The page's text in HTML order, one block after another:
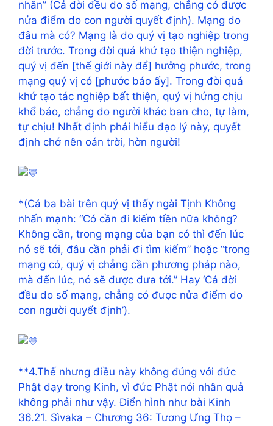
nhân” (Cả đời đều do số mạng, chẳng có được
nửa điểm do con người quyết định). Mạng do
đâu mà có? Mạng là do quý vị tạo nghiệp trong
đời trước. Trong đời quá khứ tạo thiện nghiệp,
quý vị đến [thế giới này để] hưởng phước, trong
mạng quý vị có [phước báo ấy]. Trong đời quá
khứ tạo tác nghiệp bất thiện, quý vị hứng chịu
khổ báo, chẳng do người khác ban cho, tự làm,
tự chịu! Nhất định phải hiểu đạo lý này, quyết
định chớ nên oán trời, hờn người!
*(Cả ba bài trên quý vị thấy ngài Tịnh Không
nhấn mạnh: “Có cần đi kiếm tiền nữa không?
Không cần, trong mạng của bạn có thì đến lúc
nó sẽ tới, đâu cần phải đi tìm kiếm” hoặc “trong
mạng có, quý vị chẳng cần phương pháp nào,
mà đến lúc, nó sẽ được đưa tới.” Hay ‘Cả đời
đều do số mạng, chẳng có được nửa điểm do
con người quyết định’).
**4.Thế nhưng điều này không đúng với đức
Phật dạy trong Kinh, vì đức Phật nói nhân quả
không phải như vậy. Điển hình như bài Kinh
36.21. Sìvaka – Chương 36: Tương Ưng Thọ –